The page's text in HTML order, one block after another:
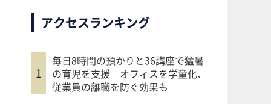
アクセスランキング
毎日8時間の預かりと36講座で猛暑
の育児を支援 オフィスを学童化、
従業員の離職を防ぐ効果も